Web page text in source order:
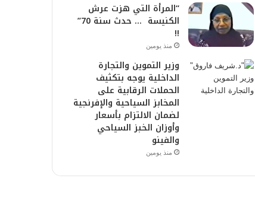
“المرأة التي هزت عرش
الكنيسة … حدث سنة 70”
!!
منذ يومين
وزير التموين والتجارة
الداخلية يوجه بتكثيف
الحملات الرقابية على
المخابز السياحية والإفرنجية
لضمان الالتزام بأسعار
وأوزان الخبز السياحي
والفينو
منذ يومين